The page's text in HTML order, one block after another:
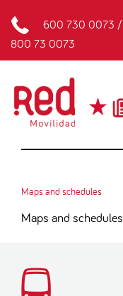
600 730 0073 /
800 73 0073
Maps and schedules
Maps and schedules